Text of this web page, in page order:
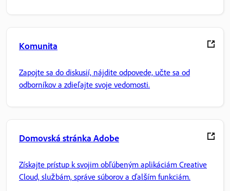
Komunita
Zapojte sa do diskusií, nájdite odpovede, učte sa od
odborníkov a zdieľajte svoje vedomosti.
Domovská stránka Adobe
Získajte prístup k svojim obľúbeným aplikáciám Creative
Cloud, službám, správe súborov a ďalším funkciám.